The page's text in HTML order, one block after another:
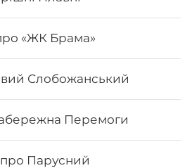
«ЖК Брама»
Слобожанський
Перемоги
Парусний
копченим лососем
рис, копчений лосось,